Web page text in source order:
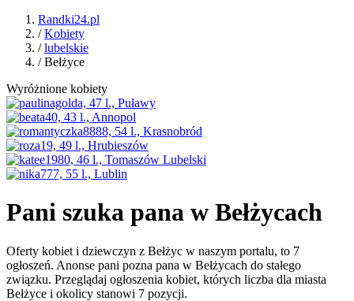
Randki24.pl
/Kobiety
/lubelskie
/ Bełżyce
Wyróżnione kobiety
Pani szuka pana w Bełżycach
Oferty kobiet i dziewczyn z Bełżyc w naszym portalu, to 7
ogłoszeń. Anonse pani pozna pana w Bełżycach do stałego
związku. Przeglądaj ogłoszenia kobiet, których liczba dla miasta
Bełżyce i okolicy stanowi 7 pozycji.